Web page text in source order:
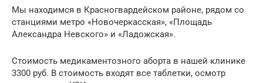
Мы находимся в Красногвардейском районе, рядом со
станциями метро «Новочеркасская», «Площадь
Александра Невского» и «Ладожская».
Стоимость медикаментозного аборта в нашей клинике
3300 руб. В стоимость входят все таблетки, осмотр